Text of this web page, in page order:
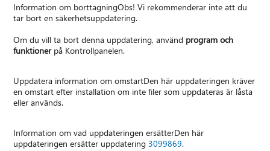
Information om borttagningObs! Vi rekommenderar inte att du
tar bort en säkerhetsuppdatering.
Om du vill ta bort denna uppdatering, använd program och
funktionerpå Kontrollpanelen.
Uppdatera information om omstartDen här uppdateringen kräver
en omstart efter installation om inte filer som uppdateras är låsta
eller används.
Information om vad uppdateringen ersätterDen här
uppdateringen ersätter uppdatering3099869.